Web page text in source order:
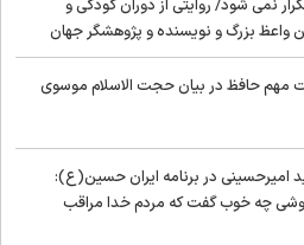
نمی شود/ روایتی از دوران کودکی و
واعظ بزرگ و نویسنده و پژوهشگر جهان
حافظ در بیان حجت الاسلام موسوی
در برنامه ایران حسین(ع):
چه خوب گفت که مردم خدا مراقب